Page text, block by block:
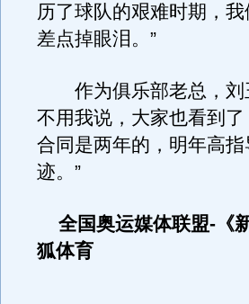
历了球队的艰难时期，
差点掉眼泪。”
作为俱乐部老总，刘
不用我说，大家也看到
合同是两年的，明年高
迹。”
全国奥运媒体联盟-《
狐体育